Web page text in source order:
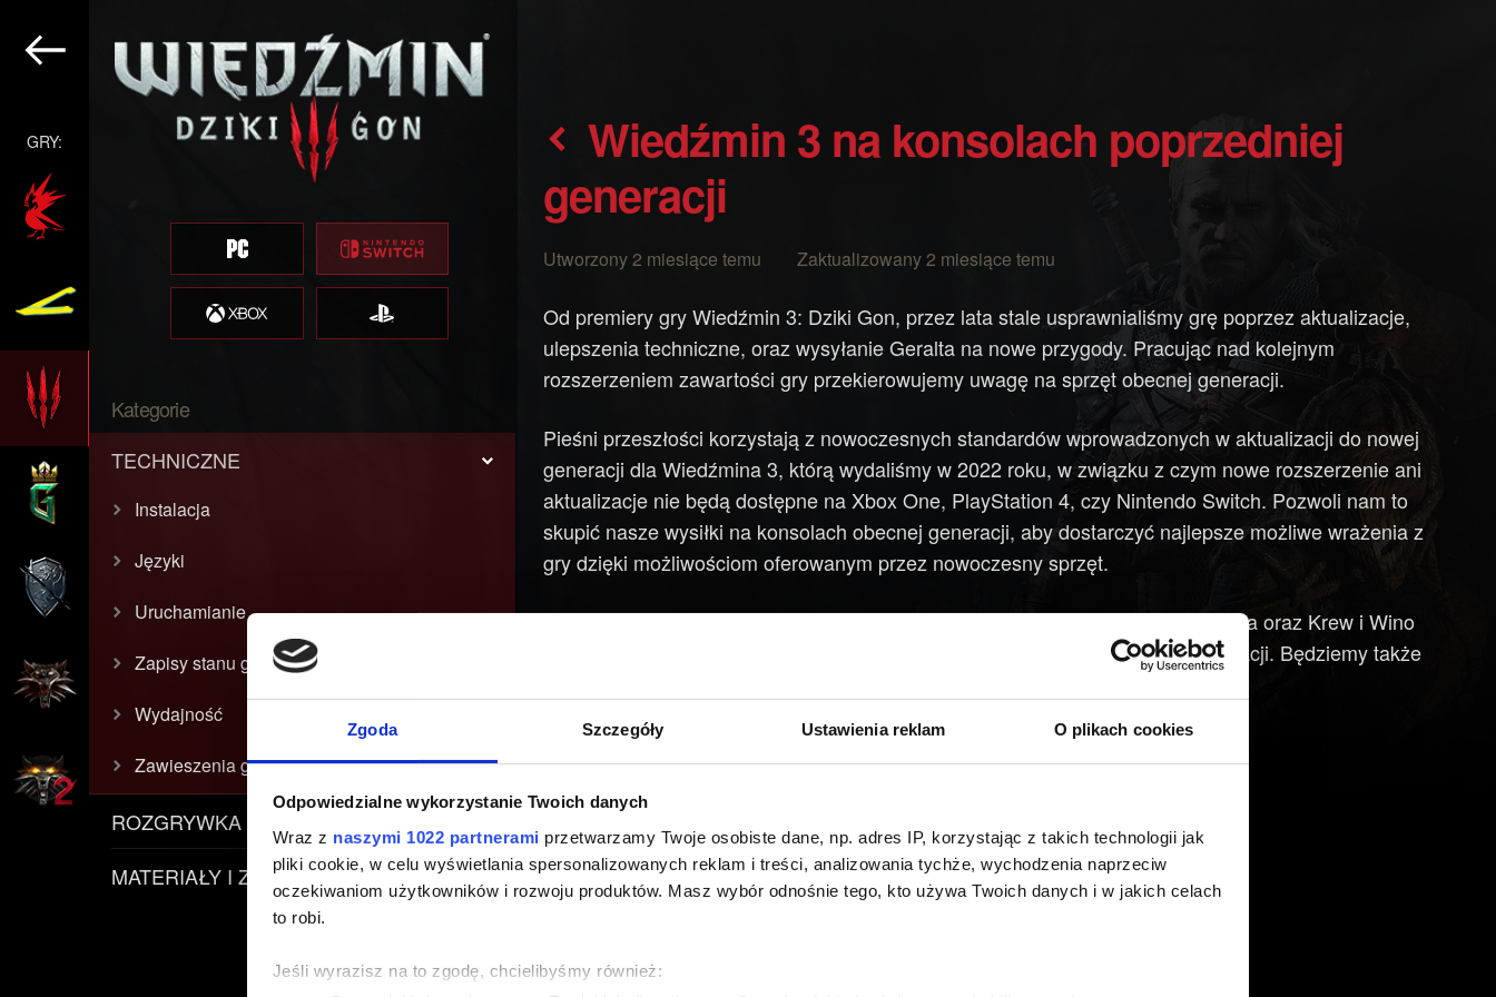
Zgoda Szczegóły Ustawienia reklam O plikach cookies
Odpowiedzialne wykorzystanie Twoich danych
Wraz z naszymi 1022 partnerami przetwarzamy Twoje osobiste dane, np. adres IP, korzystając z takich technologii jak
pliki cookie, w celu wyświetlania spersonalizowanych reklam i treści, analizowania tychże, wychodzenia naprzeciw
oczekiwaniom użytkowników i rozwoju produktów. Masz wybór odnośnie tego, kto używa Twoich danych i w jakich celach
to robi.
Jeśli wyrazisz na to zgodę, chcielibyśmy również:
GRY:
Kategorie
TECHNICZNE
Instalacja
Języki
Uruchamianie
Zapisy stanu gry
Wydajność
Zawieszenia gry (crash)
ROZGRYWKA
MATERIAŁY I ZASADY
Wiedźmin 3 na konsolach poprzedniej
generacji
Utworzony 2 miesiące temu Zaktualizowany 2 miesiące temu
Od premiery gry Wiedźmin 3: Dziki Gon, przez lata stale usprawnialiśmy grę poprzez aktualizacje,
ulepszenia techniczne, oraz wysyłanie Geralta na nowe przygody. Pracując nad kolejnym
rozszerzeniem zawartości gry przekierowujemy uwagę na sprzęt obecnej generacji.
Pieśni przeszłości korzystają z nowoczesnych standardów wprowadzonych w aktualizacji do nowej
generacji dla Wiedźmina 3, którą wydaliśmy w 2022 roku, w związku z czym nowe rozszerzenie ani
aktualizacje nie będą dostępne na Xbox One, PlayStation 4, czy Nintendo Switch. Pozwoli nam to
skupić nasze wysiłki na konsolach obecnej generacji, aby dostarczyć najlepsze możliwe wrażenia z
gry dzięki możliwościom oferowanym przez nowoczesny sprzęt.
Pomimo powyższego, zarówno Wiedźmin 3, jak i rozszerzenia Serca z Kamienia oraz Krew i Wino
pozostaną dostępne i będą działać bez zmian na konsolach poprzedniej generacji. Będziemy także